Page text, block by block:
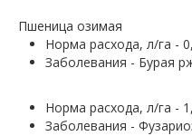
Пшеница озимая
Норма расхода, л/га -
Заболевания - Бурая
Норма расхода, л/га -
Заболевания -